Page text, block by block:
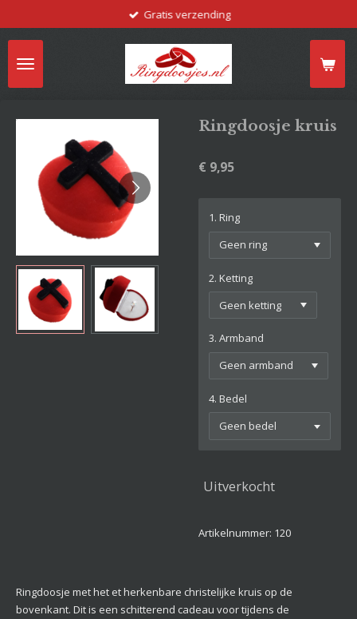
de
hoofdinhoud
Gratis verzending
Ringdoosje kruis
€ 9,95
1. Ring
2. Ketting
3. Armband
4. Bedel
Uitverkocht
Artikelnummer: 120
Ringdoosje met het et herkenbare christelijke kruis op de
bovenkant. Dit is een schitterend cadeau voor tijdens de